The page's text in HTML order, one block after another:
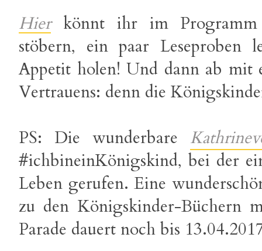
Hier könnt ihr im Programm
stöbern, ein paar Leseproben
Appetit holen! Und dann ab mit
Vertrauens: denn die
PS: Die wunderbare
#ichbineinKönigskind, bei der
Leben gerufen. Eine
zu den Königskinder-Büchern
Parade dauert noch bis